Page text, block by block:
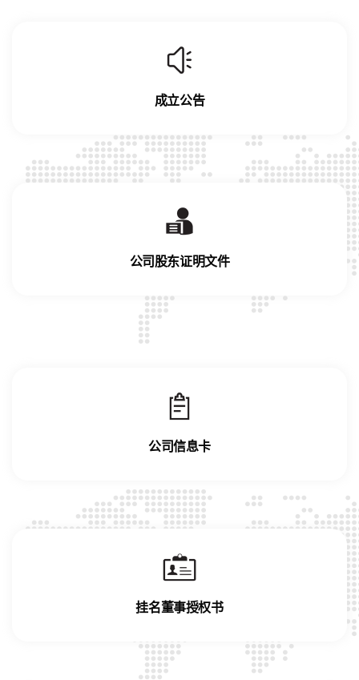
成立公告
公司股东证明文件
公司信息卡
挂名董事授权书